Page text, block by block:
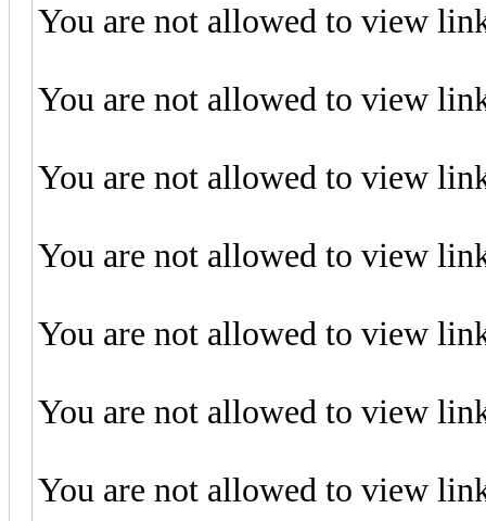
You are not allowed to view
You are not allowed to view
You are not allowed to view
You are not allowed to view
You are not allowed to view
You are not allowed to view
You are not allowed to view